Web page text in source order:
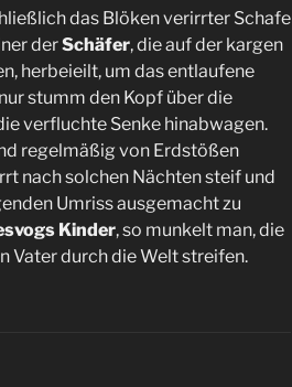
das Blöken verirrter Schafe
derSchäfer, die auf der kargen
herbeieilt, um das entlaufene
stumm den Kopf über die
verfluchte Senke hinabwagen.
regelmäßig von Erdstößen
nach solchen Nächten steif und
Umriss ausgemacht zu
Kinder, so munkelt man, die
Vater durch die Welt streifen.